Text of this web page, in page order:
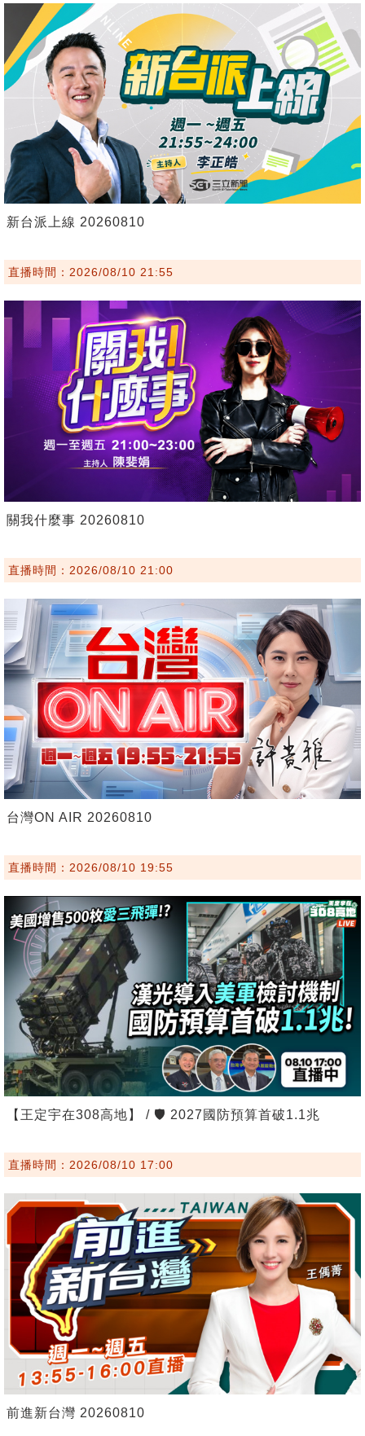
新台派上線 20260810
直播時間：2026/08/10 21:55
關我什麼事 20260810
直播時間：2026/08/10 21:00
台灣ON AIR 20260810
直播時間：2026/08/10 19:55
【王定宇在308高地】 / 🛡️ 2027國防預算首破1.1兆
直播時間：2026/08/10 17:00
前進新台灣 20260810